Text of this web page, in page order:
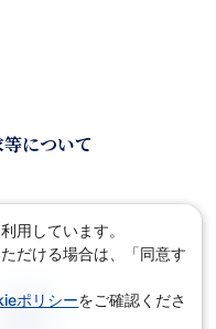
について
用しています。
だける場合は、「同意す
ポリシーをご確認くださ